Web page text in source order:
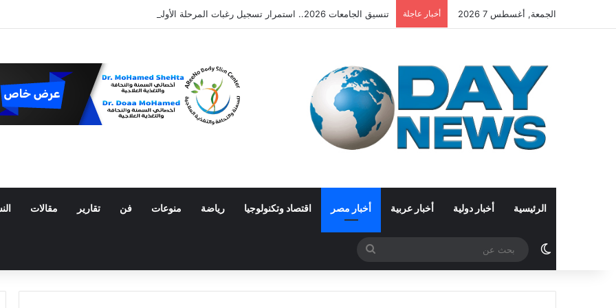
الجمعة, أغسطس 7 2026 أخبار عاجلة تنسيق الجامعات 2026.. استمرار تسجيل رغبات المرحلة الأولى
الرئيسية أخبار دولية أخبار عربية أخبار مصر اقتصاد وتكنولوجيا رياضة منوعات فن تقارير مقالات
الوضع المظلم
بحث
عن